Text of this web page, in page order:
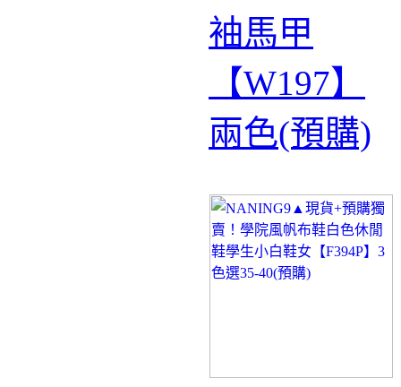
袖馬甲
【W197】
兩色(預購)